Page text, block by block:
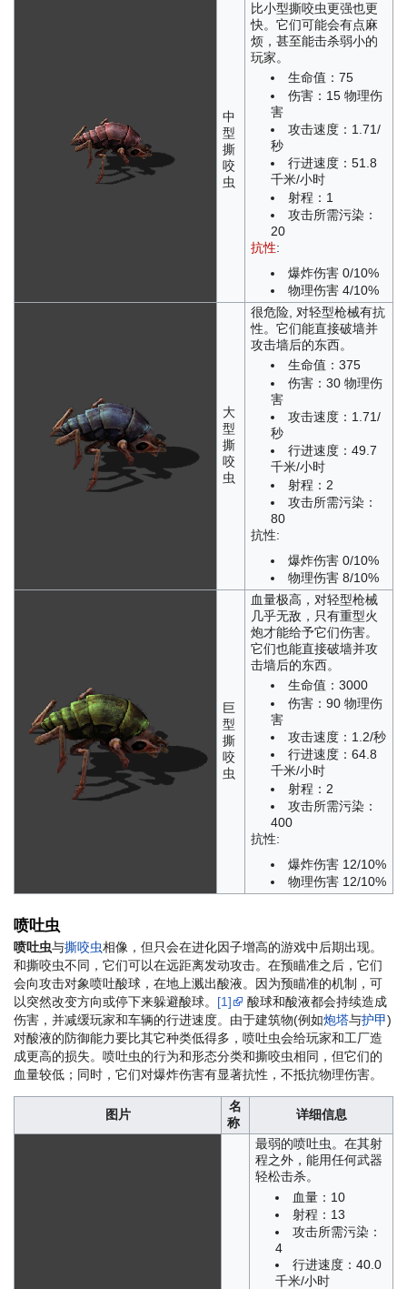
中
型
撕
咬
虫
比小型撕咬虫更强也更
快。它们可能会有点麻
烦，甚至能击杀弱小的
玩家。
生命值：75
伤害：15 物理伤
害
攻击速度：1.71/
秒
行进速度：51.8
千米/小时
射程：1
攻击所需污染：
20
抗性:
爆炸伤害 0/10%
物理伤害 4/10%
大
型
撕
咬
虫
很危险, 对轻型枪械有抗
性。它们能直接破墙并
攻击墙后的东西。
生命值：375
伤害：30 物理伤
害
攻击速度：1.71/
秒
行进速度：49.7
千米/小时
射程：2
攻击所需污染：
80
抗性:
爆炸伤害 0/10%
物理伤害 8/10%
巨
型
撕
咬
虫
血量极高，对轻型枪械
几乎无敌，只有重型火
炮才能给予它们伤害。
它们也能直接破墙并攻
击墙后的东西。
生命值：3000
伤害：90 物理伤
害
攻击速度：1.2/秒
行进速度：64.8
千米/小时
射程：2
攻击所需污染：
400
抗性:
爆炸伤害 12/10%
物理伤害 12/10%
喷吐虫
喷吐虫与撕咬虫相像，但只会在进化因子增高的游戏中后期出现。
和撕咬虫不同，它们可以在远距离发动攻击。在预瞄准之后，它们
会向攻击对象喷吐酸球，在地上溅出酸液。因为预瞄准的机制，可
以突然改变方向或停下来躲避酸球。 [1]
酸球和酸液都会持续造成
伤害，并减缓玩家和车辆的行进速度。由于建筑物(例如炮塔与护甲)
对酸液的防御能力要比其它种类低得多，喷吐虫会给玩家和工厂造
成更高的损失。喷吐虫的行为和形态分类和撕咬虫相同，但它们的
血量较低；同时，它们对爆炸伤害有显著抗性，不抵抗物理伤害。
图片
名
称
详细信息
最弱的喷吐虫。在其射
程之外，能用任何武器
轻松击杀。
血量：10
射程：13
攻击所需污染：
4
行进速度：40.0
千米/小时